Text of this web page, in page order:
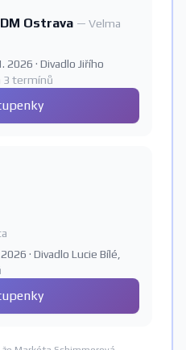
Ostrava — Velma
2026 · Divadlo Jiřího
3 termínů
· Divadlo Lucie Bílé,